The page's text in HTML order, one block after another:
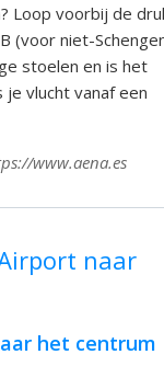
Loop voorbij de
(voor niet-
stoelen en is het
je vlucht vanaf een
www.aena.es
naar
het centrum